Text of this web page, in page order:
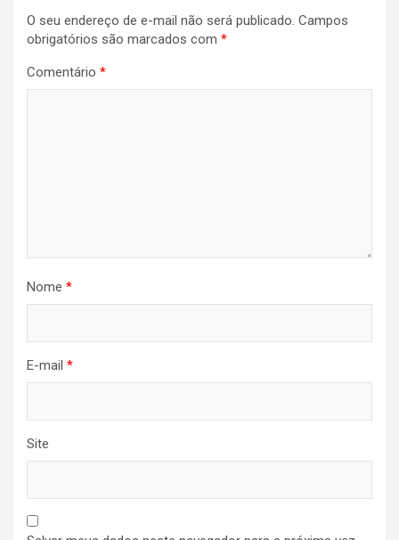
O seu endereço de e-mail não será publicado. Campos
obrigatórios são marcados com *
Comentário *
Nome *
E-mail *
Site